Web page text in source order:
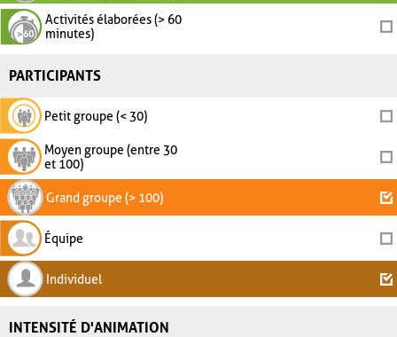
Activités élaborées (> 60
minutes)
PARTICIPANTS
Petit groupe (< 30)
Moyen groupe (entre 30
et 100)
Grand groupe (> 100)
Équipe
Individuel
INTENSITÉ D'ANIMATION